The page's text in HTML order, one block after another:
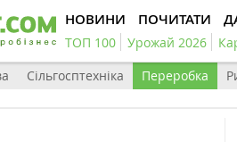
НОВИНИ ПОЧИТАТИ
ТОП 100 Урожай 2026
Сільгосптехніка Переробка